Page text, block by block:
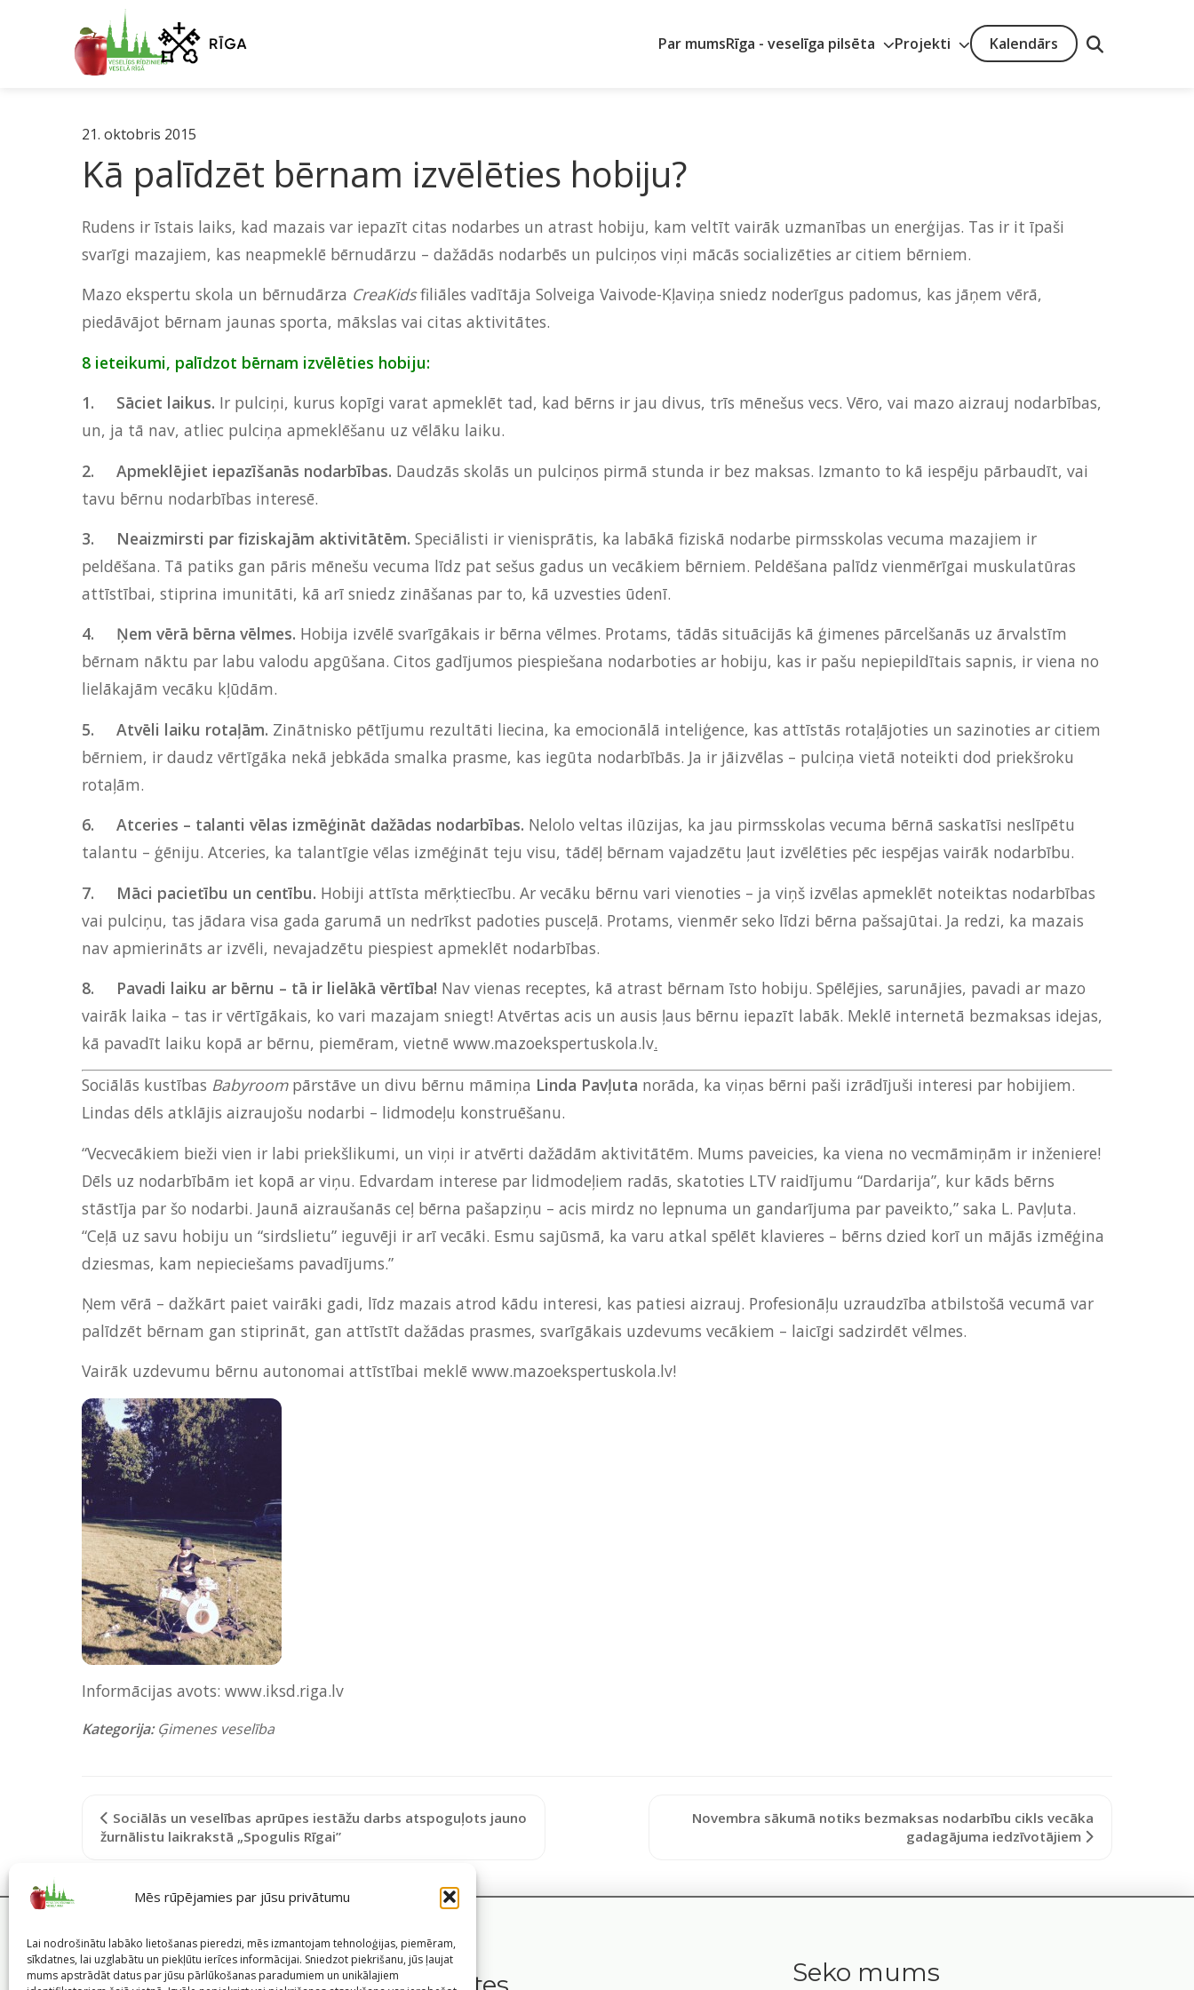
Mēs rūpējamies par jūsu privātumu
Lai nodrošinātu labāko lietošanas pieredzi, mēs izmantojam tehnoloģijas, piemēram,
sīkdatnes, lai uzglabātu un piekļūtu ierīces informācijai. Sniedzot piekrišanu, jūs ļaujat
mums apstrādāt datus par jūsu pārlūkošanas paradumiem un unikālajiem
Par mumsRīga - veselīga pilsēta Projekti Kalendārs
21. oktobris 2015
Kā palīdzēt bērnam izvēlēties hobiju?
Rudens ir īstais laiks, kad mazais var iepazīt citas nodarbes un atrast hobiju, kam veltīt vairāk uzmanības un enerģijas. Tas ir it īpaši
svarīgi mazajiem, kas neapmeklē bērnudārzu – dažādās nodarbēs un pulciņos viņi mācās socializēties ar citiem bērniem.
Mazo ekspertu skola un bērnudārza CreaKidsfiliāles vadītāja Solveiga Vaivode-Kļaviņa sniedz noderīgus padomus, kas jāņem vērā,
piedāvājot bērnam jaunas sporta, mākslas vai citas aktivitātes.
8 ieteikumi, palīdzot bērnam izvēlēties hobiju:
1. Sāciet laikus. Ir pulciņi, kurus kopīgi varat apmeklēt tad, kad bērns ir jau divus, trīs mēnešus vecs. Vēro, vai mazo aizrauj nodarbības,
un, ja tā nav, atliec pulciņa apmeklēšanu uz vēlāku laiku.
2. Apmeklējiet iepazīšanās nodarbības. Daudzās skolās un pulciņos pirmā stunda ir bez maksas. Izmanto to kā iespēju pārbaudīt, vai
tavu bērnu nodarbības interesē.
3. Neaizmirsti par fiziskajām aktivitātēm. Speciālisti ir vienisprātis, ka labākā fiziskā nodarbe pirmsskolas vecuma mazajiem ir
peldēšana. Tā patiks gan pāris mēnešu vecuma līdz pat sešus gadus un vecākiem bērniem. Peldēšana palīdz vienmērīgai muskulatūras
attīstībai, stiprina imunitāti, kā arī sniedz zināšanas par to, kā uzvesties ūdenī.
4. Ņem vērā bērna vēlmes. Hobija izvēlē svarīgākais ir bērna vēlmes. Protams, tādās situācijās kā ģimenes pārcelšanās uz ārvalstīm
bērnam nāktu par labu valodu apgūšana. Citos gadījumos piespiešana nodarboties ar hobiju, kas ir pašu nepiepildītais sapnis, ir viena no
lielākajām vecāku kļūdām.
5. Atvēli laiku rotaļām. Zinātnisko pētījumu rezultāti liecina, ka emocionālā inteliģence, kas attīstās rotaļājoties un sazinoties ar citiem
bērniem, ir daudz vērtīgāka nekā jebkāda smalka prasme, kas iegūta nodarbībās. Ja ir jāizvēlas – pulciņa vietā noteikti dod priekšroku
rotaļām.
6. Atceries – talanti vēlas izmēģināt dažādas nodarbības. Nelolo veltas ilūzijas, ka jau pirmsskolas vecuma bērnā saskatīsi neslīpētu
talantu – ģēniju. Atceries, ka talantīgie vēlas izmēģināt teju visu, tādēļ bērnam vajadzētu ļaut izvēlēties pēc iespējas vairāk nodarbību.
7. Māci pacietību un centību. Hobiji attīsta mērķtiecību. Ar vecāku bērnu vari vienoties – ja viņš izvēlas apmeklēt noteiktas nodarbības
vai pulciņu, tas jādara visa gada garumā un nedrīkst padoties pusceļā. Protams, vienmēr seko līdzi bērna pašsajūtai. Ja redzi, ka mazais
nav apmierināts ar izvēli, nevajadzētu piespiest apmeklēt nodarbības.
8. Pavadi laiku ar bērnu – tā ir lielākā vērtība! Nav vienas receptes, kā atrast bērnam īsto hobiju. Spēlējies, sarunājies, pavadi ar mazo
vairāk laika – tas ir vērtīgākais, ko vari mazajam sniegt! Atvērtas acis un ausis ļaus bērnu iepazīt labāk. Meklē internetā bezmaksas idejas,
kā pavadīt laiku kopā ar bērnu, piemēram, vietnē www.mazoekspertuskola.lv.
Sociālās kustības Babyroom pārstāve un divu bērnu māmiņa Linda Pavļuta norāda, ka viņas bērni paši izrādījuši interesi par hobijiem.
Lindas dēls atklājis aizraujošu nodarbi – lidmodeļu konstruēšanu.
“Vecvecākiem bieži vien ir labi priekšlikumi, un viņi ir atvērti dažādām aktivitātēm. Mums paveicies, ka viena no vecmāmiņām ir inženiere!
Dēls uz nodarbībām iet kopā ar viņu. Edvardam interese par lidmodeļiem radās, skatoties LTV raidījumu “Dardarija”, kur kāds bērns
stāstīja par šo nodarbi. Jaunā aizraušanās ceļ bērna pašapziņu – acis mirdz no lepnuma un gandarījuma par paveikto,” saka L. Pavļuta.
“Ceļā uz savu hobiju un “sirdslietu” ieguvēji ir arī vecāki. Esmu sajūsmā, ka varu atkal spēlēt klavieres – bērns dzied korī un mājās izmēģina
dziesmas, kam nepieciešams pavadījums.”
Ņem vērā – dažkārt paiet vairāki gadi, līdz mazais atrod kādu interesi, kas patiesi aizrauj. Profesionāļu uzraudzība atbilstošā vecumā var
palīdzēt bērnam gan stiprināt, gan attīstīt dažādas prasmes, svarīgākais uzdevums vecākiem – laicīgi sadzirdēt vēlmes.
Vairāk uzdevumu bērnu autonomai attīstībai meklē www.mazoekspertuskola.lv!
Informācijas avots: www.iksd.riga.lv
Kategorija: Ģimenes veselība
Sociālās un veselības aprūpes iestāžu darbs atspoguļots jauno
žurnālistu laikrakstā „Spogulis Rīgai”
Novembra sākumā notiks bezmaksas nodarbību cikls vecāka
gadagājuma iedzīvotājiem
Seko mums